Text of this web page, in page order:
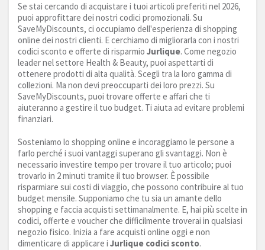
Se stai cercando di acquistare i tuoi articoli preferiti nel 2026,
puoi approfittare dei nostri codici promozionali. Su
SaveMyDiscounts, ci occupiamo dell'esperienza di shopping
online dei nostri clienti. E cerchiamo di migliorarla con i nostri
codici sconto e offerte di risparmio Jurlique. Come negozio
leader nel settore Health & Beauty, puoi aspettarti di
ottenere prodotti di alta qualità. Scegli tra la loro gamma di
collezioni. Ma non devi preoccuparti dei loro prezzi. Su
SaveMyDiscounts, puoi trovare offerte e affari che ti
aiuteranno a gestire il tuo budget. Ti aiuta ad evitare problemi
finanziari.
Sosteniamo lo shopping online e incoraggiamo le persone a
farlo perché i suoi vantaggi superano gli svantaggi. Non è
necessario investire tempo per trovare il tuo articolo; puoi
trovarlo in 2 minuti tramite il tuo browser. È possibile
risparmiare sui costi di viaggio, che possono contribuire al tuo
budget mensile. Supponiamo che tu sia un amante dello
shopping e faccia acquisti settimanalmente. E, hai più scelte in
codici, offerte e voucher che difficilmente troverai in qualsiasi
negozio fisico. Inizia a fare acquisti online oggi e non
dimenticare di applicare i Jurlique codici sconto.